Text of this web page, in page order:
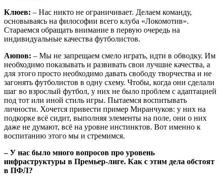
Клюев: – Нас никто не ограничивает. Делаем команду,
основываясь на философии всего клуба «Локомотив».
Стараемся обращать внимание в первую очередь на
индивидуальные качества футболистов.
Аюпов: – Мы не запрещаем смело играть, идти в обводку. Им
необходимо показывать и развивать свои лучшие качества, а
для этого просто необходимо давать свободу творчества и не
загонять футболистов в одну схему. Чтобы, когда они сделали
шаг во взрослый футбол, у них не было проблем с адаптацией
под тот или иной стиль игры. Пытаемся воспитывать
личности. Хочется привести пример Миранчуков: у них на
подкорке всё сидит, выполняя элементы на поле, они о них
даже не думают, всё на уровне инстинктов. Вот именно к
воспитанию этого мы и стремимся.
– У нас было много вопросов про уровень
инфраструктуры в Премьер-лиге. Как с этим дела обстоят
в ПФЛ?